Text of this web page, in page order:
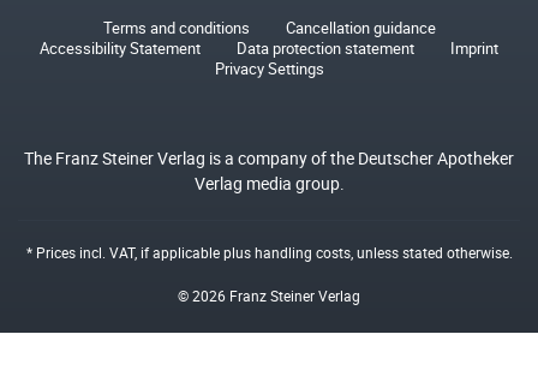
Terms and conditions
Cancellation guidance
Accessibility Statement
Data protection statement
Imprint
Privacy Settings
The Franz Steiner Verlag is a company of the Deutscher Apotheker
Verlag media group.
* Prices incl. VAT, if applicable plushandling costs, unless stated otherwise.
© 2026 Franz Steiner Verlag